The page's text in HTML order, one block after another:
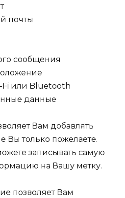
почты
сообщения
или Bluetooth
данные
Вам добавлять
Вы только пожелаете.
записывать самую
на Вашу метку.
позволяет Вам